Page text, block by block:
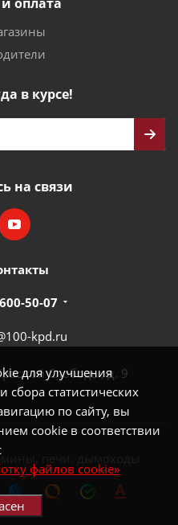
для улучшения
сбора статистических
по сайту, вы
cookie в соответствии
файлов cookie»
в курсе!
на связи
50-07
kpd.ru
Слободы, д. 9
печи, дымоходы